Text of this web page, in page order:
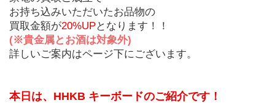
お持ち込みいただいたお品物の
買取金額が20%UPとなります！！
(※貴金属とお酒は対象外)
詳しいご案内はページ下にございます。
本日は、HHKB キーボードのご紹介です！